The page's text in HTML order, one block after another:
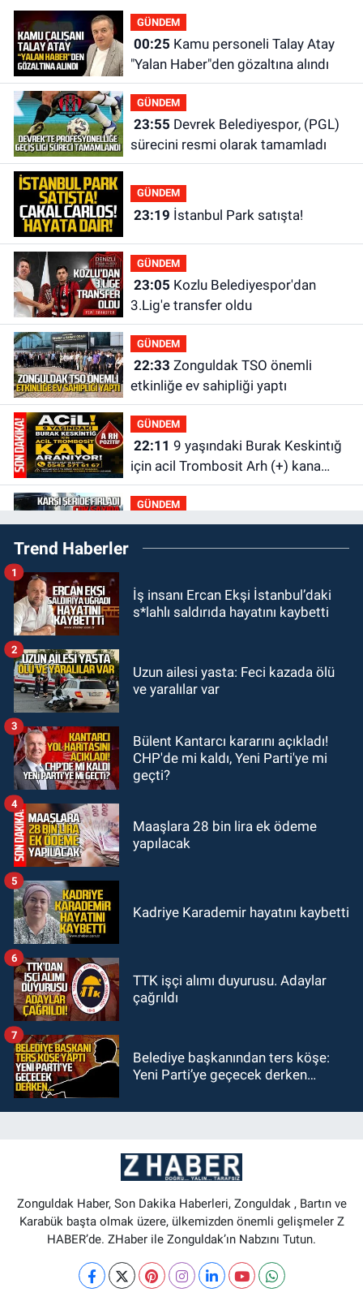
GÜNDEM
00:25
"Yalan Haber"den gözaltına alındı
GÜNDEM
23:55
sürecini resmi olarak tamamladı
GÜNDEM
23:19 İstanbul Park satışta!
GÜNDEM
23:05
3.Lig'e transfer oldu
GÜNDEM
22:33
etkinliğe ev sahipliği yaptı
GÜNDEM
22:11
için acil Trombosit Arh (+) kana
ihtiyaç var
GÜNDEM
21:50Yoldan çıktı karşı şeride
fırladı: Çok sayıda yaralı var
21:38
21:12Yönetim kulübü önce borç
GÜNDEM
20:56Otomobilin çarptığı yaşlı
adam hayatını kaybetti
Trend Haberler
İş insanı Ercan Ekşi İstanbul’daki
s*lahlı saldırıda hayatını kaybetti
1
Uzun ailesi yasta: Feci kazada ölü
ve yaralılar var
2
Bülent Kantarcı kararını açıkladı!
CHP'de mi kaldı, Yeni Parti'ye mi
geçti?
3
Maaşlara 28 bin lira ek ödeme
yapılacak
4
Kadriye Karademir hayatını kaybetti
5
TTK işçi alımı duyurusu. Adaylar
çağrıldı
6
Belediye başkanından ters köşe:
Yeni Parti’ye geçecek derken…
7
Zonguldak Haber, Son Dakika Haberleri, Zonguldak , Bartın ve
Karabük başta olmak üzere, ülkemizden önemli gelişmeler Z
HABER’de. ZHaber ile Zonguldak’ın Nabzını Tutun.